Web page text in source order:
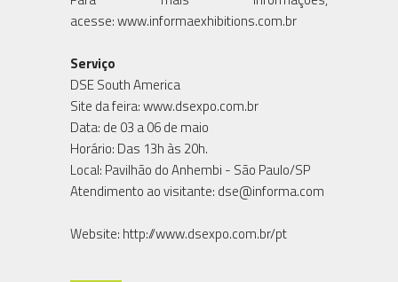
acesse: www.informaexhibitions.com.br
Serviço
DSE South America
Site da feira: www.dsexpo.com.br
Data: de 03 a 06 de maio
Horário: Das 13h às 20h.
Local: Pavilhão do Anhembi - São Paulo/SP
Atendimento ao visitante: dse@informa.com
Website: http://www.dsexpo.com.br/pt